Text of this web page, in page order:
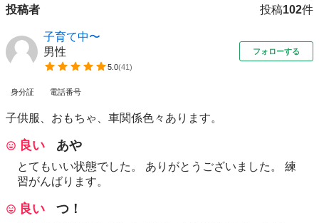
投稿者 投稿102件
子育て中〜
男性
5.0(41)
フォローする
身分証 電話番号
子供服、おもちゃ、車関係色々あります。
良い あや
とてもいい状態でした。 ありがとうございました。 練
習がんばります。
良い つ！